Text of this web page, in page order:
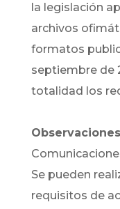
la legislación
archivos
formatos
septiembre de
totalidad los
Se pueden
requisitos de